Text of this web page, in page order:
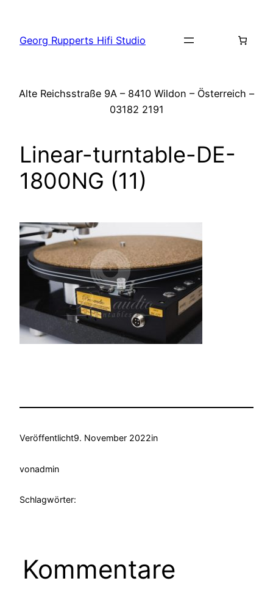
springen
Georg Rupperts Hifi Studio
Alte Reichsstraße 9A – 8410 Wildon – Österreich –
03182 2191
Linear-turntable-DE-
1800NG (11)
Veröffentlicht9. November 2022in
vonadmin
Schlagwörter:
Kommentare